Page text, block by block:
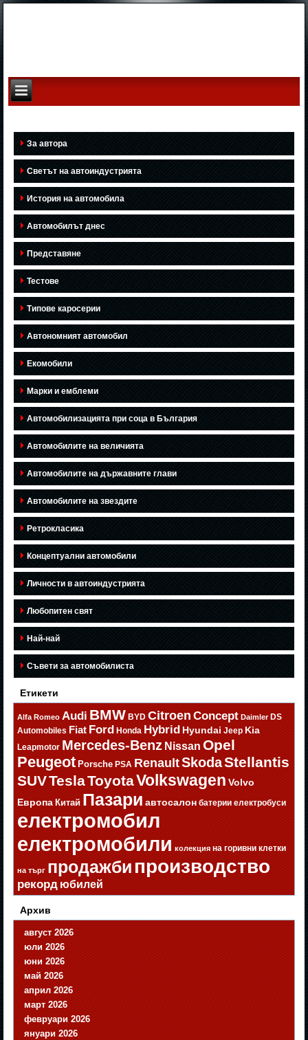
За автора
Светът на автоиндустрията
История на автомобила
Автомобилът днес
Представяне
Тестове
Типове каросерии
Автономният автомобил
Екомобили
Марки и емблеми
Автомобилизацията при соца в България
Автомобилите на величията
Автомобилите на държавните глави
Автомобилите на звездите
Ретрокласика
Концептуални автомобили
Личности в автоиндустрията
Любопитен свят
Най-най
Съвети за автомобилиста
Етикети
Alfa Romeo Audi BMW BYD Citroen Concept Daimler DS
Automobiles Fiat Ford Honda Hybrid Hyundai Jeep Kia
Leapmotor Mercedes-Benz Nissan Opel
Peugeot Porsche PSA RenaultSkodaStellantis
SUVTeslaToyotaVolkswagen Volvo
Европа Китай Пазари автосалон батерии електробуси
електромобил
електромобили колекция на горивни клетки
на търг продажбипроизводство
рекорд юбилей
Архив
август 2026
юли 2026
юни 2026
май 2026
април 2026
март 2026
февруари 2026
януари 2026